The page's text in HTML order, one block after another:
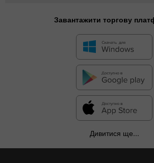
Завантажити торгову
Дивитися ще...